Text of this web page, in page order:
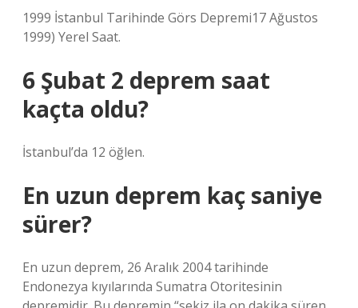
1999 İstanbul Tarihinde Görs Depremi17 Ağustos
1999) Yerel Saat.
6 Şubat 2 deprem saat
kaçta oldu?
İstanbul’da 12 öğlen.
En uzun deprem kaç saniye
sürer?
En uzun deprem, 26 Aralık 2004 tarihinde
Endonezya kıyılarında Sumatra Otoritesinin